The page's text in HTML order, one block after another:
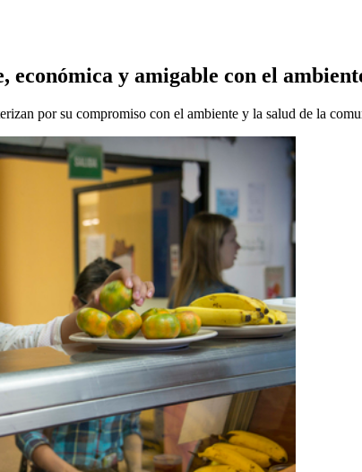
económica y amigable con el
por su compromiso con el ambiente y la salud de la